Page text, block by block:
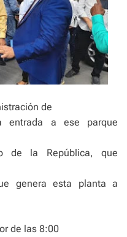
de
entrada a ese parque
de la República, que
genera esta planta a
de las 8:00